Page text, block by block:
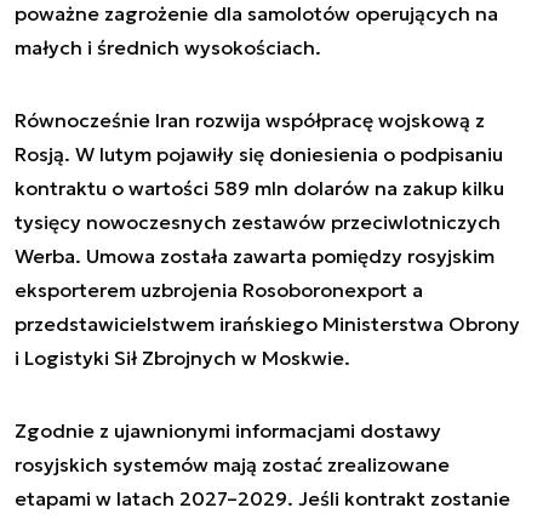
poważne zagrożenie dla samolotów operujących na
małych i średnich wysokościach.
Równocześnie Iran rozwija współpracę wojskową z
Rosją. W lutym pojawiły się doniesienia o podpisaniu
kontraktu o wartości 589 mln dolarów na zakup kilku
tysięcy nowoczesnych zestawów przeciwlotniczych
Werba. Umowa została zawarta pomiędzy rosyjskim
eksporterem uzbrojenia Rosoboronexport a
przedstawicielstwem irańskiego Ministerstwa Obrony
i Logistyki Sił Zbrojnych w Moskwie.
Zgodnie z ujawnionymi informacjami dostawy
rosyjskich systemów mają zostać zrealizowane
etapami w latach 2027–2029. Jeśli kontrakt zostanie